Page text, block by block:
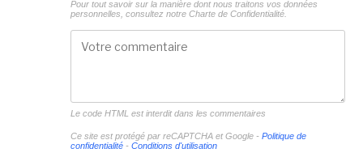
Pour tout savoir sur la manière dont nous traitons vos données
personnelles, consultez notre Charte de Confidentialité.
Le code HTML est interdit dans les commentaires
Ce site est protégé par reCAPTCHA et Google - Politique de
confidentialité- Conditions d'utilisation